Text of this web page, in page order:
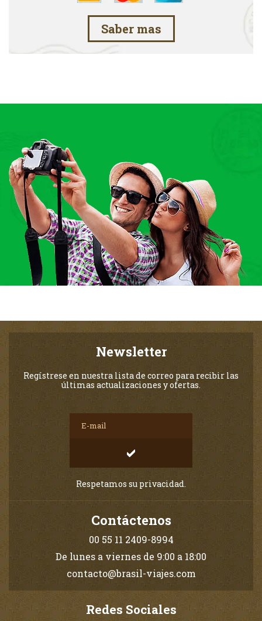
Saber mas
Newsletter
Regístrese en nuestra lista de correo para recibir las
últimas actualizaciones y ofertas.
Respetamos su privacidad.
Contáctenos
00 55 11 2409-8994
De lunes a viernes de 9:00 a 18:00
contacto@brasil-viajes.com
Redes Sociales